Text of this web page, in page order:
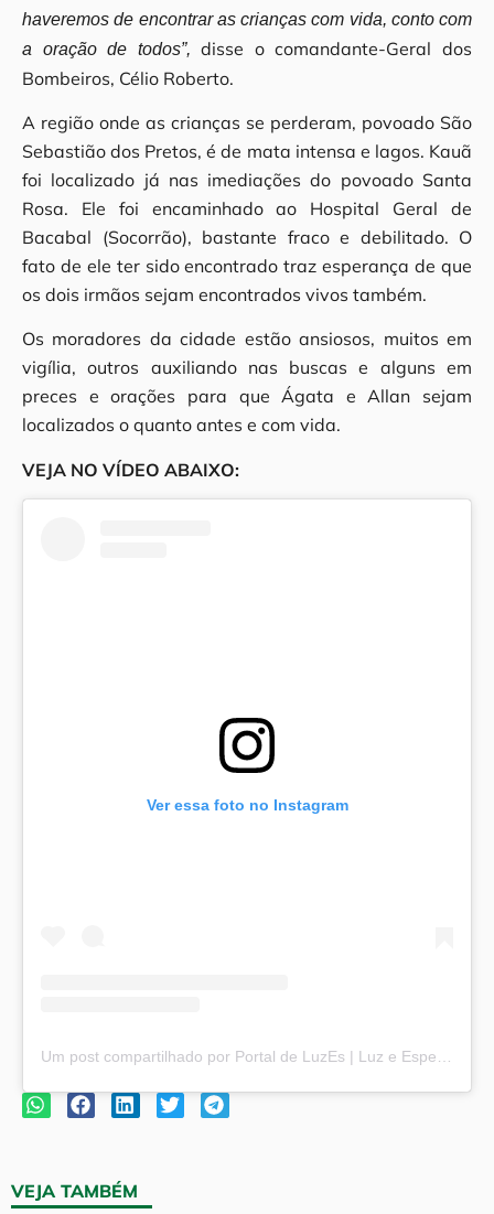
haveremos de encontrar as crianças com vida, conto com
a oração de todos”, disse o comandante-Geral dos
Bombeiros, Célio Roberto.
A região onde as crianças se perderam, povoado São
Sebastião dos Pretos, é de mata intensa e lagos. Kauã
foi localizado já nas imediações do povoado Santa
Rosa. Ele foi encaminhado ao Hospital Geral de
Bacabal (Socorrão), bastante fraco e debilitado. O
fato de ele ter sido encontrado traz esperança de que
os dois irmãos sejam encontrados vivos também.
Os moradores da cidade estão ansiosos, muitos em
vigília, outros auxiliando nas buscas e alguns em
preces e orações para que Ágata e Allan sejam
localizados o quanto antes e com vida.
VEJA NO VÍDEO ABAIXO:
Ver essa foto no Instagram
Um post compartilhado por Portal de LuzEs | Luz e Esperança (@portaldeluzes)
VEJA TAMBÉM